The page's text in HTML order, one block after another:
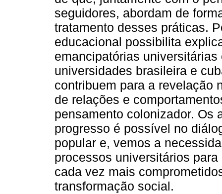
seguidores, abordam de
tratamento desses práticas.
educacional possibilita
emancipatórias
universidades brasileira e
contribuem para a revelação
de relações e
pensamento colonizador. Os
progresso é possível no
popular e, vemos a
processos universitários
cada vez mais
transformação social.